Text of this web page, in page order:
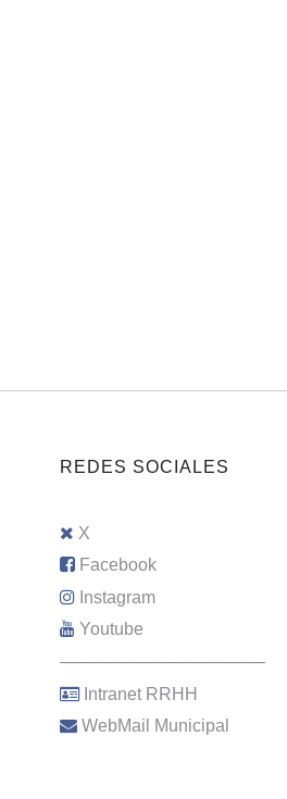
REDES SOCIALES
X
Facebook
Instagram
Youtube
–––––––––––––––––––––
Intranet RRHH
WebMail Municipal